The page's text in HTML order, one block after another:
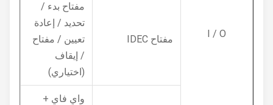
مفتاح IDEC
مفتاح بدء /
تحديد / إعادة
تعيين / مفتاح
/ إيقاف
(اختياري)
واي فاي +